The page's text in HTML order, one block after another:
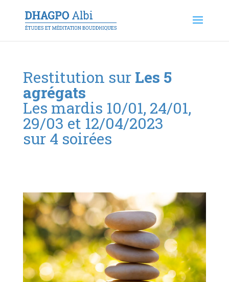
Restitution sur Les 5
agrégats
Les mardis 10/01, 24/01,
29/03 et 12/04/2023
sur 4 soirées